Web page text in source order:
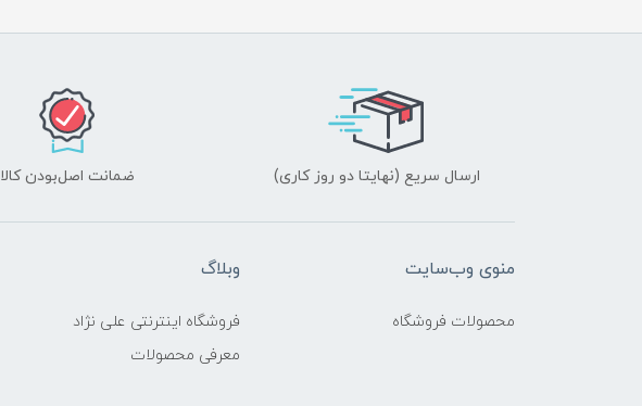
ارسال سریع (نهایتا دو روز کاری) ضمانت اصل‌بودن کالا
منوی وب‌سایت
محصولات فروشگاه
وبلاگ
فروشگاه اینترنتی علی نژاد
معرفی محصولات